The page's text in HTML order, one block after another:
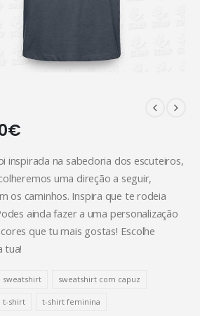
€
inspirada na sabedoria dos escuteiros,
uma direção a seguir,
os caminhos. Inspira que te rodeia
ainda fazer a uma personalização
que tu mais gostas! Escolhe
tua!
sweatshirt sweatshirt com capuz
t-shirt t-shirt feminina